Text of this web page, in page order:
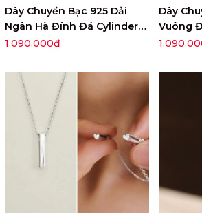
Dây Chuyền Bạc 925 Dải
Ngân Hà Đính Đá Cylinder
Stone - VCN504
1.090.000₫
Dây
Vuông
-